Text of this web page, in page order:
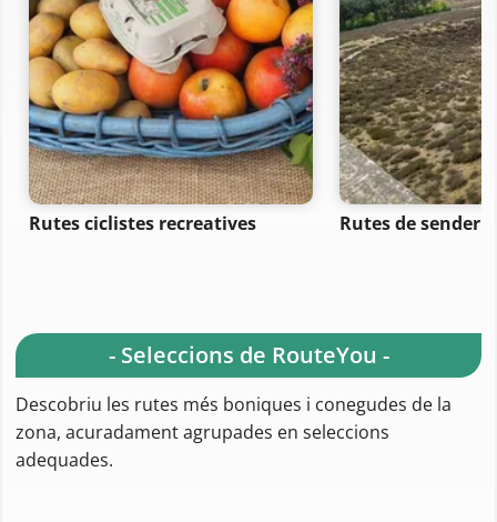
Rutes ciclistes recreatives Rutes de
- Seleccions de RouteYou -
Descobriu les rutes més boniques i conegudes de la
zona, acuradament agrupades en seleccions
adequades.